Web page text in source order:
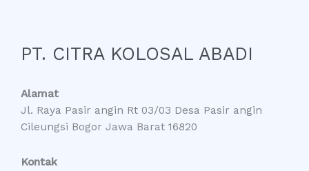
PT. CITRA KOLOSAL ABADI
Alamat
Jl. Raya Pasir angin Rt 03/03 Desa Pasir angin
Cileungsi Bogor Jawa Barat 16820
Kontak